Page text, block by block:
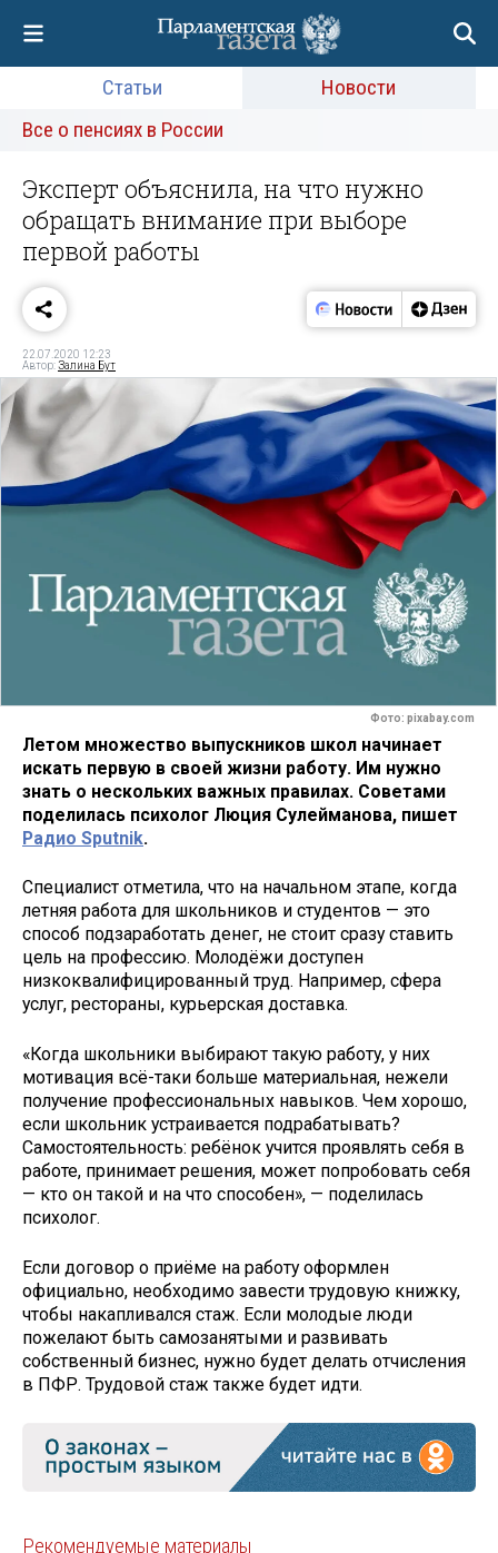
Статьи
Новости
Все о пенсиях в России
Эксперт объяснила, на что нужно
обращать внимание при выборе
первой работы
22.07.2020 12:23
Автор:Залина Бут
Фото: pixabay.com
Летом множество выпускников школ начинает
искать первую в своей жизни работу. Им нужно
знать о нескольких важных правилах. Советами
поделилась психолог Люция Сулейманова, пишет
Радио Sputnik.
Специалист отметила, что на начальном этапе, когда
летняя работа для школьников и студентов — это
способ подзаработать денег, не стоит сразу ставить
цель на профессию. Молодёжи доступен
низкоквалифицированный труд. Например, сфера
услуг, рестораны, курьерская доставка.
«Когда школьники выбирают такую работу, у них
мотивация всё-таки больше материальная, нежели
получение профессиональных навыков. Чем хорошо,
если школьник устраивается подрабатывать?
Самостоятельность: ребёнок учится проявлять себя в
работе, принимает решения, может попробовать себя
— кто он такой и на что способен», — поделилась
психолог.
Если договор о приёме на работу оформлен
официально, необходимо завести трудовую книжку,
чтобы накапливался стаж. Если молодые люди
пожелают быть самозанятыми и развивать
собственный бизнес, нужно будет делать отчисления
в ПФР. Трудовой стаж также будет идти.
Рекомендуемые материалы